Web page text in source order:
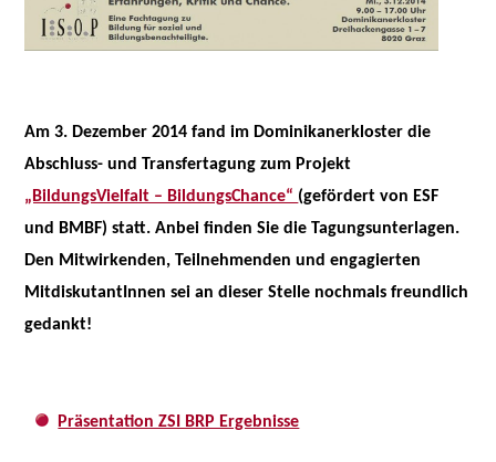
Am 3. Dezember 2014 fand im Dominikanerkloster die
Abschluss- und Transfertagung zum Projekt
„BildungsVielfalt – BildungsChance“ (gefördert von ESF
und BMBF) statt. Anbei finden Sie die Tagungsunterlagen.
Den Mitwirkenden, Teilnehmenden und engagierten
MitdiskutantInnen sei an dieser Stelle nochmals freundlich
gedankt!
Präsentation ZSI BRP Ergebnisse